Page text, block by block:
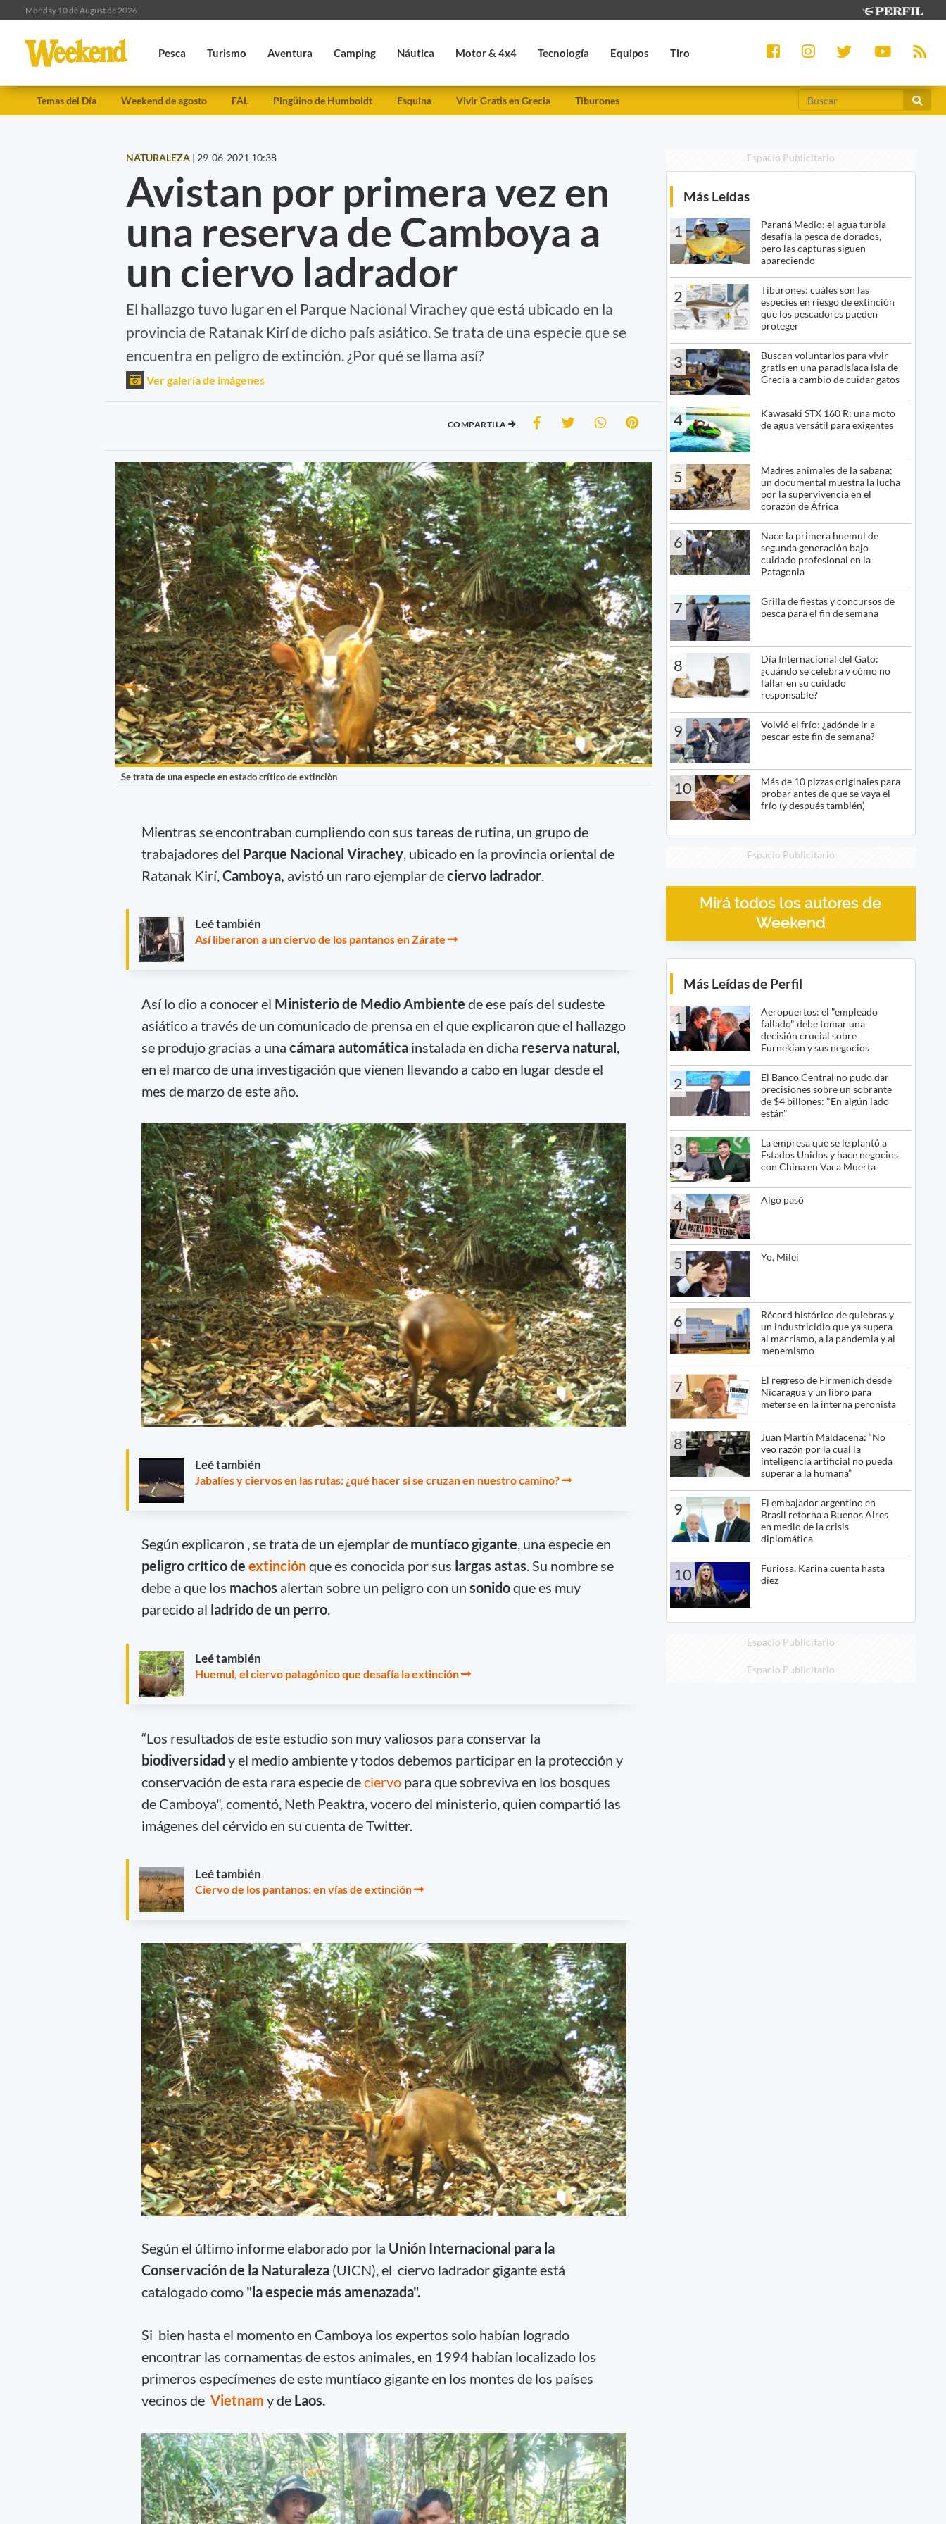
Monday 10 de August de 2026
Pesca Turismo Aventura Camping Náutica Motor & 4x4 Tecnología Equipos Tiro
Temas del Día Weekend de agosto FAL Pingüino de Humboldt Esquina Vivir Gratis en Grecia Tiburones
NATURALEZA | 29-06-2021 10:38
Avistan por primera vez en
una reserva de Camboya a
un ciervo ladrador
El hallazgo tuvo lugar en el Parque Nacional Virachey que está ubicado en la
provincia de Ratanak Kirí de dicho país asiático. Se trata de una especie que se
encuentra en peligro de extinción. ¿Por qué se llama así?
Ver galería de imágenes
COMPARTILA
Se trata de una especie en estado crítico de extinciòn
Mientras se encontraban cumpliendo con sus tareas de rutina, un grupo de
trabajadores del Parque Nacional Virachey, ubicado en la provincia oriental de
Ratanak Kirí, Camboya, avistó un raro ejemplar deciervo ladrador.
Leé también
Así liberaron a un ciervo de los pantanos en Zárate
Así lo dio a conocer el Ministerio de Medio Ambiente de ese país del sudeste
asiático a través de un comunicado de prensa en el que explicaron que el hallazgo
se produjo gracias a una cámara automáticainstalada en dicha reserva natural
en el marco de una investigación que vienen llevando a cabo en lugar desde el
mes de marzo de este año.
Leé también
Jabalíes y ciervos en las rutas: ¿qué hacer si se cruzan en nuestro camino?
Según explicaron , se trata de un ejemplar de muntíaco gigante, una especie en
peligro crítico de extinciónque es conocida por sus largas astas. Su nombre se
debe a que los machos alertan sobre un peligro con un sonidoque es muy
parecido al ladrido de un perro.
Leé también
Huemul, el ciervo patagónico que desafía la extinción
“Los resultados de este estudio son muy valiosos para conservar la
biodiversidad y el medio ambiente y todos debemos participar en la protección y
conservación de esta rara especie deciervo para que sobreviva en los bosques
de Camboya", comentó, Neth Peaktra, vocero del ministerio, quien compartió las
imágenes del cérvido en su cuenta de Twitter.
Leé también
Ciervo de los pantanos: en vías de extinción
Según el último informe elaborado por la Unión Internacional para la
Conservación de la Naturaleza (UICN), el ciervo ladrador gigante está
catalogado como "la especie más amenazada".
Si bien hasta el momento en Camboya los expertos solo habían logrado
encontrar las cornamentas de estos animales, en 1994 habían localizado los
primeros especímenes de este muntíaco gigante en los montes de los países
vecinos de Vietnam y de Laos.
Espacio Publicitario
Más Leídas
1
Paraná Medio: el agua turbia
desafía la pesca de dorados,
pero las capturas siguen
apareciendo
2
Tiburones: cuáles son las
especies en riesgo de extinción
que los pescadores pueden
proteger
3
Buscan voluntarios para vivir
gratis en una paradisíaca isla de
Grecia a cambio de cuidar gatos
4
Kawasaki STX 160 R: una moto
de agua versátil para exigentes
5
Madres animales de la sabana:
un documental muestra la lucha
por la supervivencia en el
corazón de África
6
Nace la primera huemul de
segunda generación bajo
cuidado profesional en la
Patagonia
7
Grilla de fiestas y concursos de
pesca para el fin de semana
8
Día Internacional del Gato:
¿cuándo se celebra y cómo no
fallar en su cuidado
responsable?
9
Volvió el frío: ¿adónde ir a
pescar este fin de semana?
10
Más de 10 pizzas originales para
probar antes de que se vaya el
frío (y después también)
Espacio Publicitario
Mirá todos los autores de
Weekend
Más Leídas de Perfil
1
Aeropuertos: el "empleado
fallado" debe tomar una
decisión crucial sobre
Eurnekian y sus negocios
2
El Banco Central no pudo dar
precisiones sobre un sobrante
de $4 billones: "En algún lado
están"
3
La empresa que se le plantó a
Estados Unidos y hace negocios
con China en Vaca Muerta
4 Algo pasó
5 Yo, Milei
6
Récord histórico de quiebras y
un industricidio que ya supera
al macrismo, a la pandemia y al
menemismo
7
El regreso de Firmenich desde
Nicaragua y un libro para
meterse en la interna peronista
8
Juan Martín Maldacena: “No
veo razón por la cual la
inteligencia artificial no pueda
superar a la humana”
9
El embajador argentino en
Brasil retorna a Buenos Aires
en medio de la crisis
diplomática
10
Furiosa, Karina cuenta hasta
diez
Espacio Publicitario
Espacio Publicitario